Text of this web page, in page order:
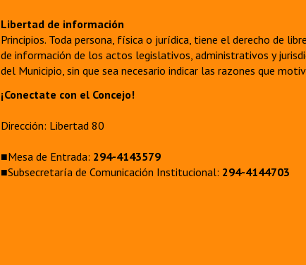
Libertad de información
Principios. Toda persona, física o jurídica, tiene el derecho de
de información de los actos legislativos, administrativos y
del Municipio, sin que sea necesario indicar las razones que
¡Conectate con el Concejo!
Dirección: Libertad 80
■Mesa de Entrada: 294-4143579
■Subsecretaría de Comunicación Institucional: 294-4144703